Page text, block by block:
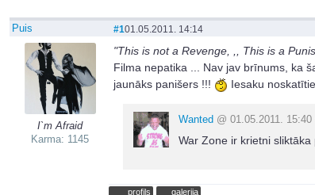
Puis
I`m Afraid
Karma: 1145
#101.05.2011. 14:14
"This is not a Revenge, ,, This is a
Filma nepatika ... Nav jav brīnums, ka
jaunāks panišers !!!
Iesaku
Wanted @ 01.05.2011. 15:40
War Zone ir krietni sliktāka
profils galerija